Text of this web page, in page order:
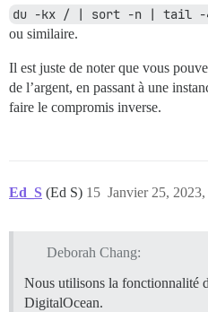
du -kx / | sort -n | tail -
ou similaire.
Il est juste de noter que vous
de l’argent, en passant à une
faire le compromis inverse.
Ed_S (Ed S) Janvier 25,
15
Deborah Chang:
Nous utilisons la fonctionnalité
DigitalOcean.